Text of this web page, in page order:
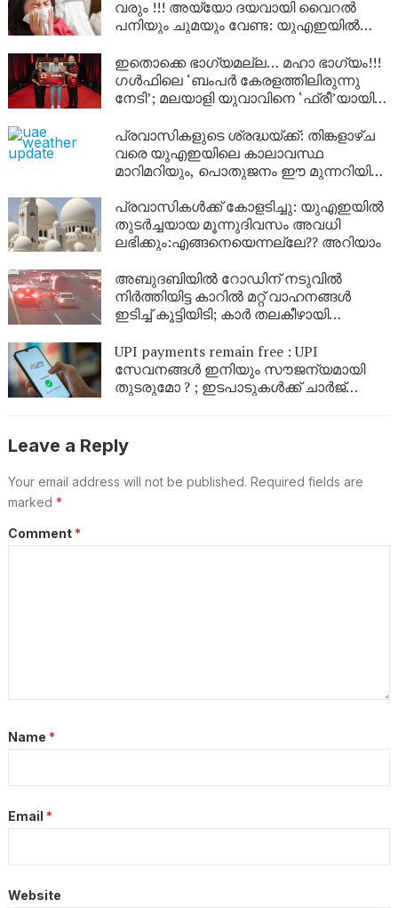
വരും !!! അയ്യോ ദയവായി വൈറൽ
പനിയും ചുമയും വേണ്ട: യുഎഇയിൽ
മുതിർന്നവരും ജാഗ്രത പാലിക്കുക
പ്രധാന മുന്നറിയുപ്പുകൾ ഇതാ
ഇതൊക്കെ ഭാഗ്യമല്ല… മഹാ ഭാഗ്യം!!!
ഗൾഫിലെ ‘ബംപർ കേരളത്തിലിരുന്നു
നേടി’; മലയാളി യുവാവിനെ ‘ഫ്രീ’യായി
അധികൃതർ
പ്രവാസികളുടെ ശ്രദ്ധയ്ക്ക്: തിങ്കളാഴ്ച
വരെ യുഎഇയിലെ കാലാവസ്ഥ
മാറിമറിയും, പൊതുജനം ഈ മുന്നറിയിപ്പ്
പ്രവാസികൾക്ക് കോളടിച്ചു: യുഎഇയിൽ
തുടർച്ചയായ മൂന്നുദിവസം അവധി
ലഭിക്കും:എങ്ങനെയെന്നല്ലേ?? അറിയാം
അബുദബിയിൽ റോഡിന് നടുവിൽ
നിർത്തിയിട്ട കാറിൽ മറ്റ് വാഹനങ്ങൾ
ഇടിച്ച് കൂട്ടിയിടി; കാർ തലകീഴായി
മുന്നറിയിപ്പുമായി പൊലിസ്
UPI payments remain free : UPI
സേവനങ്ങൾ ഇനിയും സൗജന്യമായി
തുടരുമോ ? ; ഇടപാടുകൾക്ക് ചാർജ്
കൗൺസിൽ ഓഫ് ഇന്ത്യ
Leave a Reply
Your email address will not be published. Required fields are
marked *
Comment *
Name *
Email *
Website